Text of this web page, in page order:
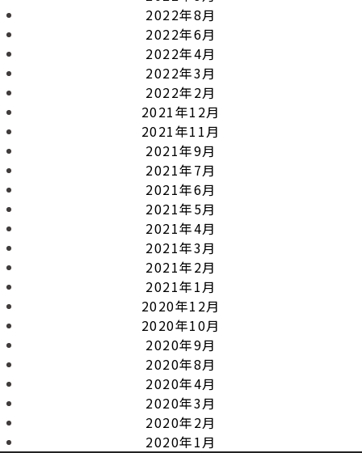
2022年8月
2022年6月
2022年4月
2022年3月
2022年2月
2021年12月
2021年11月
2021年9月
2021年7月
2021年6月
2021年5月
2021年4月
2021年3月
2021年2月
2021年1月
2020年12月
2020年10月
2020年9月
2020年8月
2020年4月
2020年3月
2020年2月
2020年1月